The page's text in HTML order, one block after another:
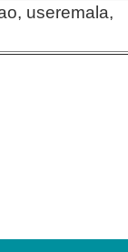
useremala,